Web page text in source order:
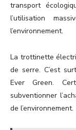
transport
l’utilisation
l’environnement.
La trottinette
de serre. C’est
Ever Green.
subventionner
de l’environnement.